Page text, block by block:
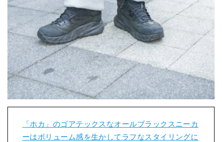
「ホカ」のゴアテックスなオールブラックスニーカ
ーはボリューム感を生かしてラフなスタイリングに